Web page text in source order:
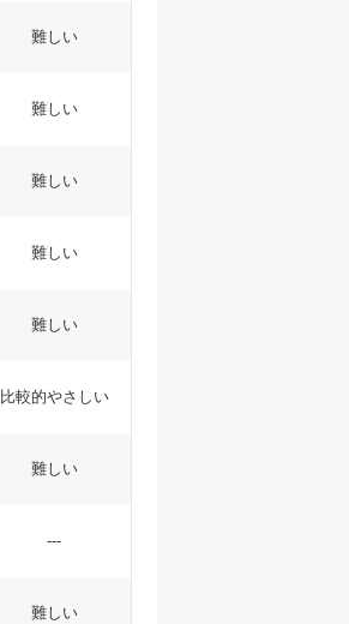
難しい
難しい
難しい
難しい
難しい
比較的やさしい
難しい
---
難しい